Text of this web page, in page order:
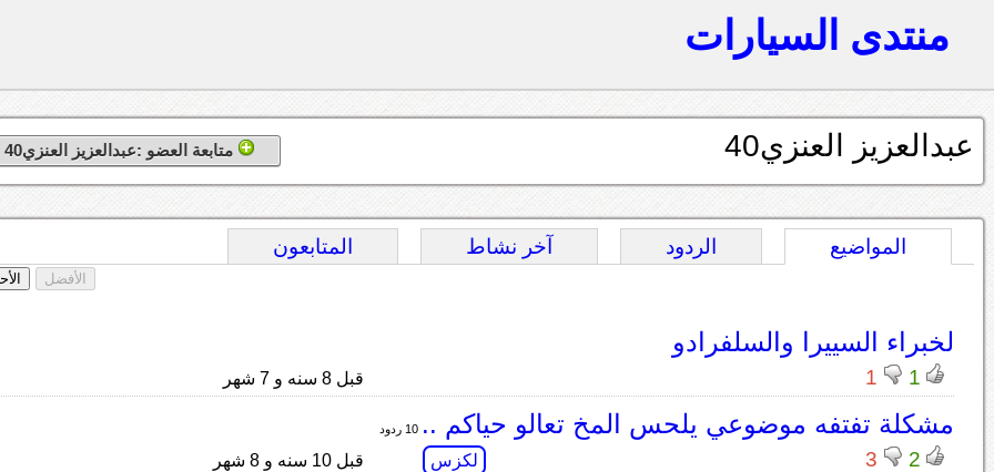
منتدى السيارات
عبدالعزيز العنزي40 متابعة العضو :عبدالعزيز العنزي40
المواضيع الردود آخر نشاط المتابعون
الأفضل
لخبراء السييرا والسلفرادو
1
1 قبل 8 سنه و 7 شهر
مشكلة تفتفه موضوعي يلحس المخ تعالو حياكم .. 10 ردود
2
3 لكزس قبل 10 سنه و 8 شهر